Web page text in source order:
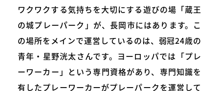
ワクワクする気持ちを大切にする遊びの場「蔵王
の城プレーパーク」が、長岡市にはあります。こ
の場所をメインで運営しているのは、弱冠24歳の
青年・星野洸太さんです。ヨーロッパでは「プレ
ーワーカー」という専門資格があり、専門知識を
有したプレーワーカーがプレーパークを運営して